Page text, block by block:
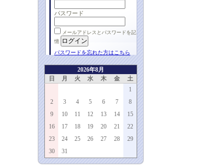
パスワード
メールアドレスとパスワードを記
憶
パスワードを忘れた方はこちら
2026年8月
日
月 火 水 木 金
土
1
2
3 4 5 6 7
8
9
10 11 12 13 14
15
16
17 18 19 20 21
22
23
24 25 26 27 28
29
30
31